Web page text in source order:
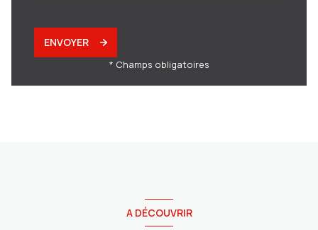
ENVOYER
* Champs obligatoires
A DÉCOUVRIR